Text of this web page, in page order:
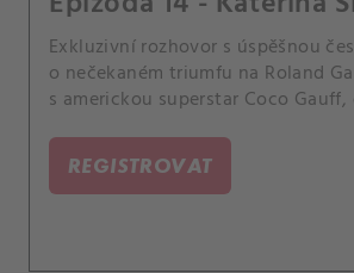
Exkluzivní rozhovor s úspěšnou
o nečekaném triumfu na Roland
s americkou superstar Coco
Šarapovou, o srdceryvných
kurtu.
REGISTROVAT